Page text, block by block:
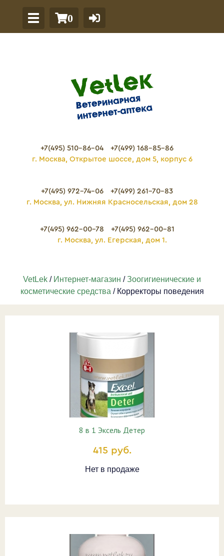
0
+7(495) 510-86-04
+7(499) 168-85-86
г. Москва, Открытое шоссе, дом 5, корпус 6
+7(495) 972-74-06
+7(499) 261-70-83
г. Москва, ул. Нижняя Красносельская, дом 28
+7(495) 962-00-78
+7(495) 962-00-81
г. Москва, ул. Егерская, дом 1.
VetLek / Интернет-магазин /Зоогигиенические и
косметические средства / Корректоры поведения
8 в 1 Эксель Детер
415 руб.
Нет в продаже